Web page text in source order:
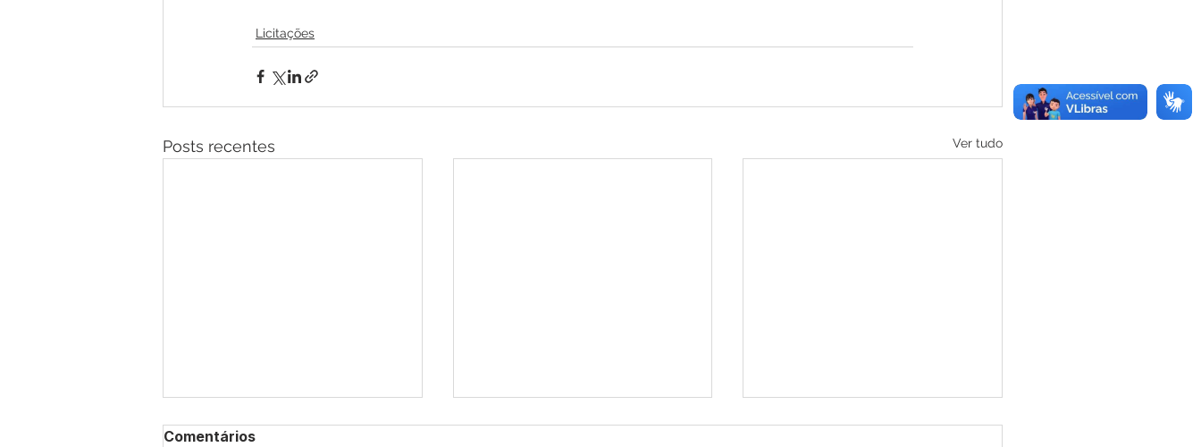
Licitações
Posts recentes Ver tudo
Comentários